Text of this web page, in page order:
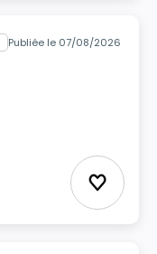
Publiée le 07/08/2026
Ajouter